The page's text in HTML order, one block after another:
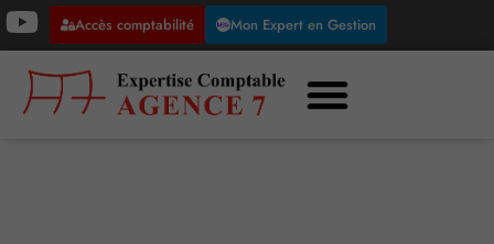
Accès comptabilité Mon Expert en Gestion